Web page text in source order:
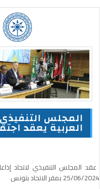
المجلس التنفيذي
العربية يعقد
25/06/2024 بمقر الاتحاد بتونس